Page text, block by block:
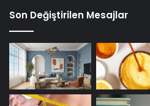
Son Değiştirilen Mesajlar